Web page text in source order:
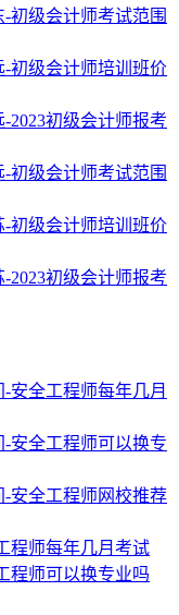
初级会计师考试范围
初级会计师培训班价
2023初级会计师报考
初级会计师考试范围
初级会计师培训班价
2023初级会计师报考
安全工程师每年几月
安全工程师可以换专
安全工程师网校推荐
程师每年几月考试
程师可以换专业吗